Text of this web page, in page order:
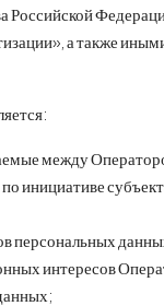
Российской
а также
между
инициативе
персональных
интересов